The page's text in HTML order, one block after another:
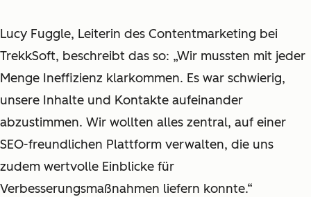
Lucy Fuggle, Leiterin des Contentmarketing bei
TrekkSoft, beschreibt das so: „Wir mussten mit jeder
Menge Ineffizienz klarkommen. Es war schwierig,
unsere Inhalte und Kontakte aufeinander
abzustimmen. Wir wollten alles zentral, auf einer
SEO-freundlichen Plattform verwalten, die uns
zudem wertvolle Einblicke für
Verbesserungsmaßnahmen liefern konnte.“